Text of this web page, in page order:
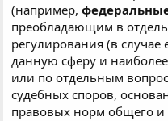
(например,
преобладающим в
регулирования (в случае
данную сферу и
или по отдельным
судебных споров,
правовых норм общего и